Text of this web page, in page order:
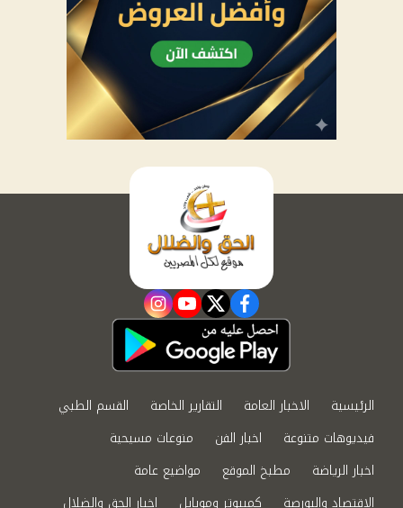
facebook
twitter
youtube
instagram
الرئيسية الاخبار العامة التقارير الخاصة
القسم الطبي
فيديوهات متنوعة
اخبار الفن
منوعات مسيحية
اخبار الرياضة
مطبخ الموقع
مواضيع عامة
الاقتصاد والبورصة
كمبيوتر وموبايل اخبار الحق والضلال